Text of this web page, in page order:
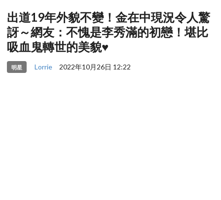
出道19年外貌不變！金在中現況令人驚
訝～網友：不愧是李秀滿的初戀！堪比
吸血鬼轉世的美貌♥
明星 Lorrie 2022年10月26日 12:22